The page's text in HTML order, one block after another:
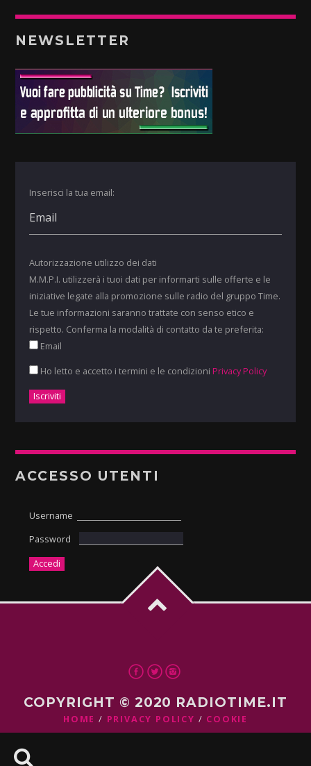
NEWSLETTER
Inserisci la tua email:
Autorizzazione utilizzo dei dati
M.M.P.I. utilizzerà i tuoi dati per informarti sulle offerte e le
iniziative legate alla promozione sulle radio del gruppo Time.
Le tue informazioni saranno trattate con senso etico e
rispetto. Conferma la modalità di contatto da te preferita:
Email
Ho letto e accetto i termini e le condizioni Privacy Policy
ACCESSO UTENTI
Username
Password
COPYRIGHT © 2020 RADIOTIME.IT
HOME PRIVACY POLICY COOKIE